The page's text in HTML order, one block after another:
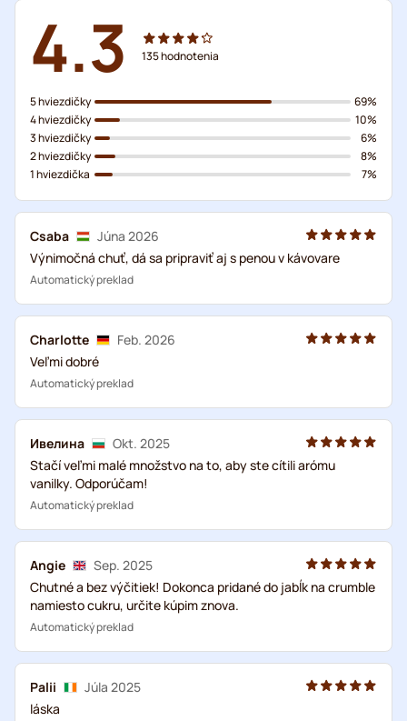
4.3 135hodnotenia
5 hviezdičky
4 hviezdičky
3 hviezdičky
2 hviezdičky
1 hviezdička
69%
10%
6%
8%
7%
Csaba
Júna 2026
Výnimočná chuť, dá sa pripraviť aj s penou v kávovare
Automatický preklad
Charlotte
Feb. 2026
Veľmi dobré
Automatický preklad
Ивелина
Okt. 2025
Stačí veľmi malé množstvo na to, aby ste cítili arómu
vanilky. Odporúčam!
Automatický preklad
Angie
Sep. 2025
Chutné a bez výčitiek! Dokonca pridané do jabĺk na crumble
namiesto cukru, určite kúpim znova.
Automatický preklad
Palii
Júla 2025
láska